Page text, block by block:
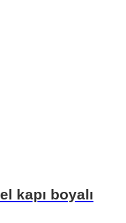
kapı boyalı